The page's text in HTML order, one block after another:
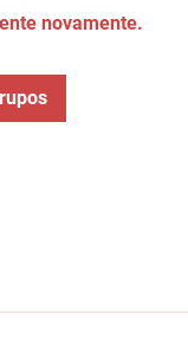
novamente.